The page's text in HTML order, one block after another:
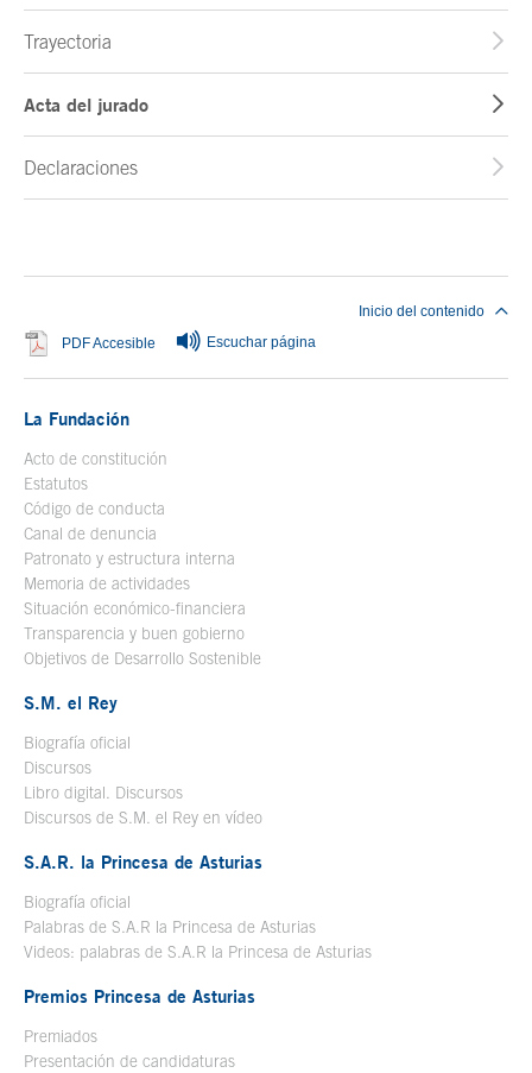
Trayectoria
Acta del jurado
Declaraciones
PDF Accesible Se abre en ventana nueva
Escuchar página
Inicio del contenido
La Fundación
Acto de constitución
Estatutos
Código de conducta
Canal de denuncia
Patronato y estructura interna
Memoria de actividades
Situación económico-financiera
Transparencia y buen gobierno
Objetivos de Desarrollo Sostenible
S.M. el Rey
Biografía oficial
Discursos
Libro digital. Discursos
Discursos de S.M. el Rey en vídeo
S.A.R. la Princesa de Asturias
Biografía oficial
Palabras de S.A.R la Princesa de Asturias
Videos: palabras de S.A.R la Princesa de Asturias
Premios Princesa de Asturias
Premiados
Presentación de candidaturas